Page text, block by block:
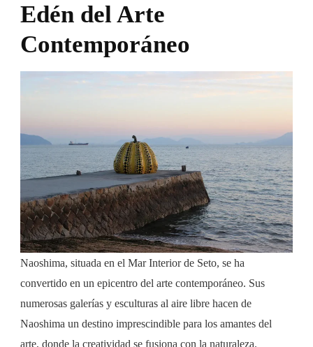
Edén del Arte
Contemporáneo
Naoshima, situada en el Mar Interior de Seto, se ha
convertido en un epicentro del arte contemporáneo. Sus
numerosas galerías y esculturas al aire libre hacen de
Naoshima un destino imprescindible para los amantes del
arte, donde la creatividad se fusiona con la naturaleza.